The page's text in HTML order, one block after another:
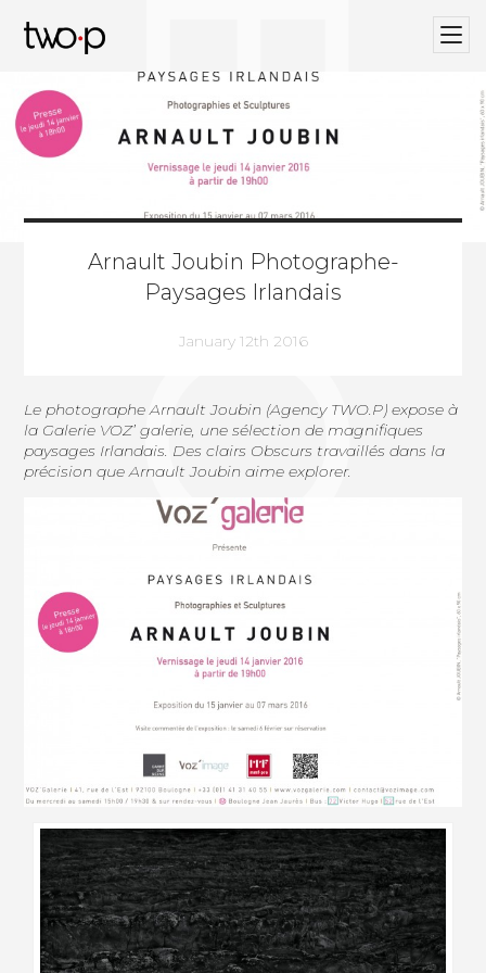
Arnault Joubin Photographe-
Paysages Irlandais
January 12th 2016
Le photographe Arnault Joubin (Agency TWO.P) expose à
la Galerie VOZ’ galerie, une sélection de magnifiques
paysages Irlandais. Des clairs Obscurs travaillés dans la
précision que Arnault Joubin aime explorer.
BLOG